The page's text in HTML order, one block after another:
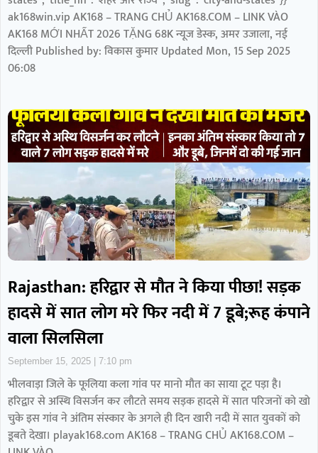
ak168win.vip AK168 – TRANG CHỦ AK168.COM – LINK VÀO
AK168 MỚI NHẤT 2026 TẶNG 68K न्यूज डेस्क, अमर उजाला, नई
दिल्ली Published by: विकास कुमार Updated Mon, 15 Sep 2025
06:08
Rajasthan: हरिद्वार से मौत ने किया पीछा! सड़क
हादसे में सात लोग मरे फिर नदी में 7 डूबे;रूह कंपाने
वाला सिलसिला
September 15, 2025 7:10 pm
भीलवाड़ा जिले के फूलिया कला गांव पर मानो मौत का साया टूट पड़ा है।
हरिद्वार से अस्थि विसर्जन कर लौटते समय सड़क हादसे में सात परिजनों को खो
चुके इस गांव ने अंतिम संस्कार के अगले ही दिन खारी नदी में सात युवकों को
डूबते देखा। playak168.com AK168 – TRANG CHỦ AK168.COM –